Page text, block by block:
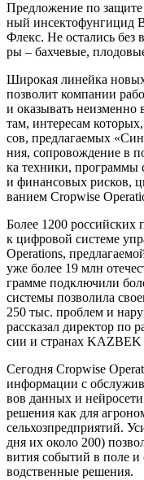
Пред­ло­же­ние по
ный инсек­то­фун­ги­цид
Флекс. Не оста­лись
ры – бах­че­вые,
Широ­кая линей­ка
поз­во­лит ком­па­нии
и ока­зы­вать
там, инте­ре­сам
сов, пред­ла­га­е­мых
ния, сопро­вож­де­ние в
ка тех­ни­ки, про­грам­мы
и финан­со­вых рис­ков,
ва­ни­ем Cropwise
Более 1200 рос­сий­ских
к циф­ро­вой систе­ме
Operations,
уже более 19 млн
грам­ме под­клю­чи­ли
систе­мы поз­во­ли­ла
250 тыс. про­блем и
рас­ска­зал дирек­тор
сии и стра­нах
Сего­дня Cropwise
инфор­ма­ции с
вов дан­ных и
реше­ния как для
сель­хоз­пред­при­я­тий.
дня их око­ло 200)
ви­тия собы­тий в поле
вод­ствен­ные решения.